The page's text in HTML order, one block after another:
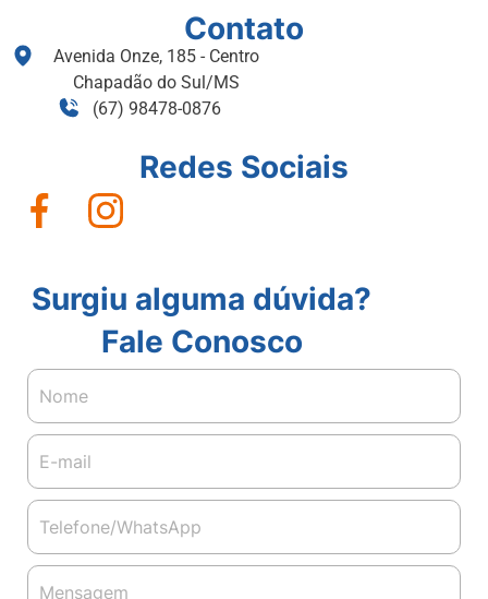
Contato
Avenida Onze, 185 - Centro
Chapadão do Sul/MS
(67) 98478-0876
Redes Sociais
Surgiu alguma dúvida?
Fale Conosco